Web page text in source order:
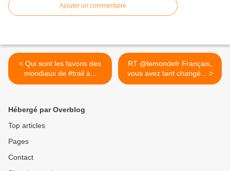
Ajouter un commentaire
< Qui sont les favoris des
mondiaux de #trail à...
RT @lemondefr Français,
vous avez tant changé... >
Hébergé par Overblog
Top articles
Pages
Contact